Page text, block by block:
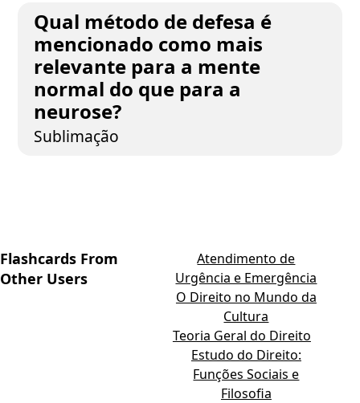
Qual método de defesa é
mencionado como mais
relevante para a mente
normal do que para a
neurose?
Sublimação
Flashcards From
Other Users
Atendimento de
Urgência e Emergência
O Direito no Mundo da
Cultura
Teoria Geral do Direito
Estudo do Direito:
Funções Sociais e
Filosofia